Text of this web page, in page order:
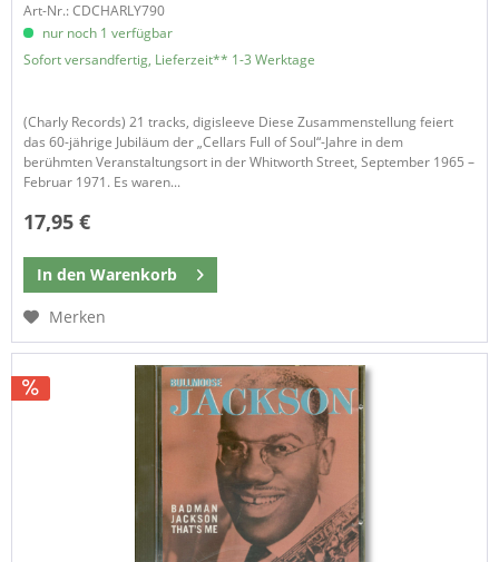
Art-Nr.: CDCHARLY790
nur noch 1 verfügbar
Sofort versandfertig, Lieferzeit** 1-3 Werktage
(Charly Records) 21 tracks, digisleeve Diese Zusammenstellung feiert
das 60-jährige Jubiläum der „Cellars Full of Soul“-Jahre in dem
berühmten Veranstaltungsort in der Whitworth Street, September 1965 –
Februar 1971. Es waren...
17,95 €
In den Warenkorb
Merken